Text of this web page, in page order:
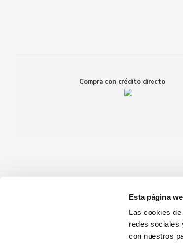
Esta página
Las cookies
redes sociales
con nuestros
Compra con crédito directo